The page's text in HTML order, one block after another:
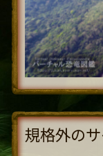
規格外の